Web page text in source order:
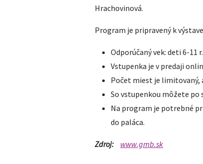
Hrachovinová.
Program je pripravený k výstave
Odporúčaný vek: deti 6-11
Vstupenka je v predaji
Počet miest je limitovaný,
So vstupenkou môžete po
Na program je potrebné
do paláca.
Zdroj: www.gmb.sk